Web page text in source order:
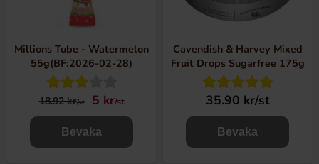
Millions Tube - Watermelon
55g(BF:2026-02-28)
18.92 kr/st 5 kr/st
Bevaka
Cavendish & Harvey Mixed
Fruit Drops Sugarfree 175g
35.90 kr/st
Bevaka